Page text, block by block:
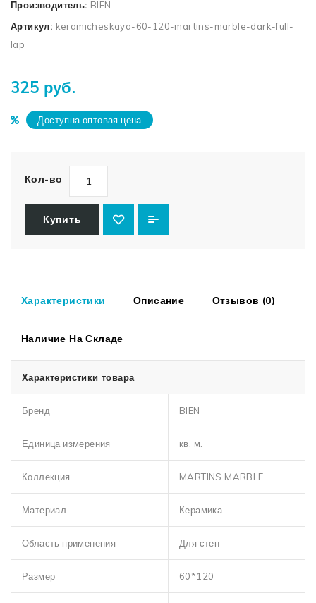
Производитель: BIEN
Артикул: keramicheskaya-60-120-martins-marble-dark-full-
lap
325 руб.
Доступна оптовая цена
Кол-во
Купить
Характеристики Описание Отзывов (0)
Наличие На Складе
Характеристики товара
Бренд BIEN
Единица измерения кв. м.
Коллекция MARTINS MARBLE
Материал Керамика
Область применения Для стен
Размер 60*120